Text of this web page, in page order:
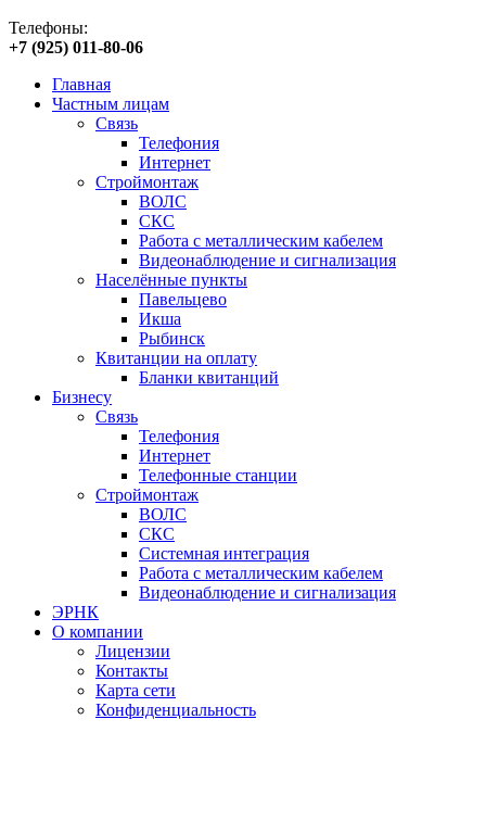
Телефоны:
+7 (925) 011-80-06
Главная
Частным лицам
Связь
Телефония
Интернет
Строймонтаж
ВОЛС
СКС
Работа с металлическим кабелем
Видеонаблюдение и сигнализация
Населённые пункты
Павельцево
Икша
Рыбинск
Квитанции на оплату
Бланки квитанций
Бизнесу
Связь
Телефония
Интернет
Телефонные станции
Строймонтаж
ВОЛС
СКС
Системная интеграция
Работа с металлическим кабелем
Видеонаблюдение и сигнализация
ЭРНК
О компании
Лицензии
Контакты
Карта сети
Конфиденциальность